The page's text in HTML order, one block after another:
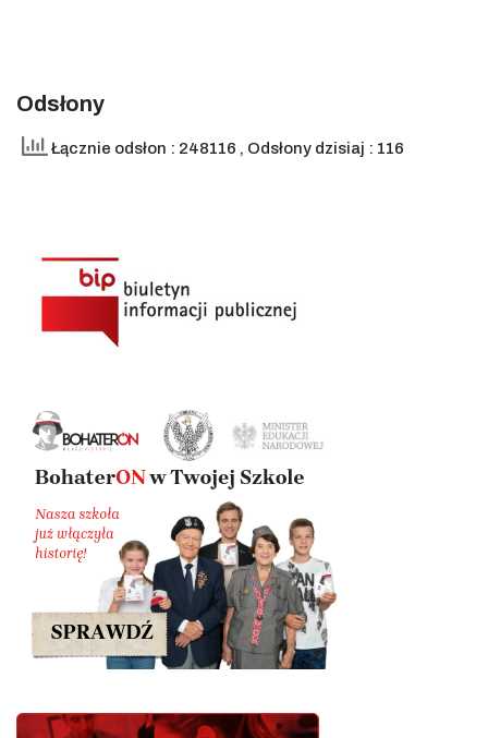
Odsłony
Łącznie odsłon : 248116 , Odsłony dzisiaj : 116